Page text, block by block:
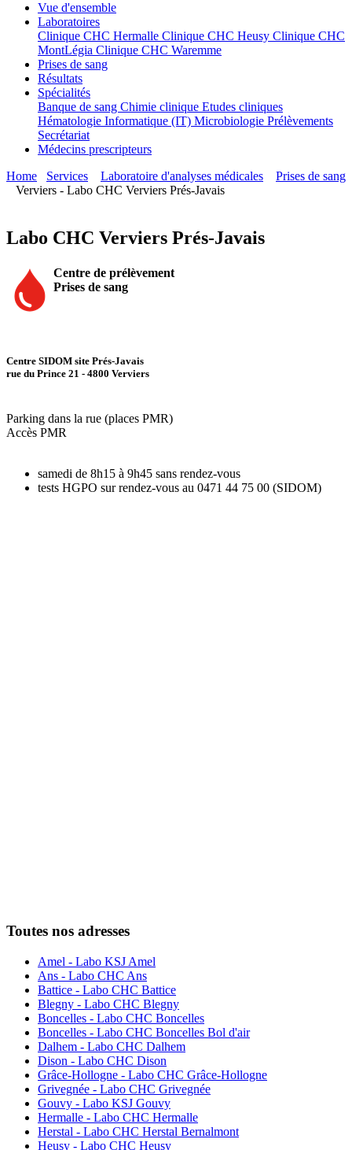
Vue d'ensemble
Laboratoires
Clinique CHC Hermalle Clinique CHC Heusy Clinique CHC
MontLégia Clinique CHC Waremme
Prises de sang
Résultats
Spécialités
Banque de sang Chimie clinique Etudes cliniques
Hématologie Informatique (IT) Microbiologie Prélèvements
Secrétariat
Médecins prescripteurs
Home
Services Laboratoire d'analyses médicales
Prises de sang
Verviers - Labo CHC Verviers Prés-Javais
Labo CHC Verviers Prés-Javais
Centre de prélèvement
Prises de sang
Centre SIDOM site Prés-Javais
rue du Prince 21 - 4800 Verviers
Parking dans la rue (places PMR)
Accès PMR
samedi de 8h15 à 9h45 sans rendez-vous
tests HGPO sur rendez-vous au 0471 44 75 00 (SIDOM)
Toutes nos adresses
Amel - Labo KSJ Amel
Ans - Labo CHC Ans
Battice - Labo CHC Battice
Blegny - Labo CHC Blegny
Boncelles - Labo CHC Boncelles
Boncelles - Labo CHC Boncelles Bol d'air
Dalhem - Labo CHC Dalhem
Dison - Labo CHC Dison
Grâce-Hollogne - Labo CHC Grâce-Hollogne
Grivegnée - Labo CHC Grivegnée
Gouvy - Labo KSJ Gouvy
Hermalle - Labo CHC Hermalle
Herstal - Labo CHC Herstal Bernalmont
Heusy - Labo CHC Heusy